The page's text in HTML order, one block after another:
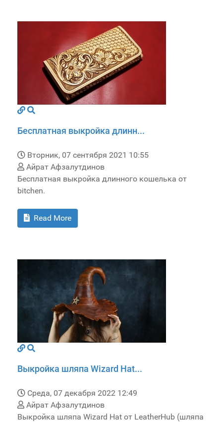
Бесплатная выкройка длинн...
Вторник, 07 сентября 2021 10:55
Айрат Афзалутдинов
Бесплатная выкройка длинного кошелька от
bitchen.
Read More
Выкройка шляпа Wizard Hat...
Среда, 07 декабря 2022 12:49
Айрат Афзалутдинов
Выкройка шляпа Wizard Hat от LeatherHub (шляпа